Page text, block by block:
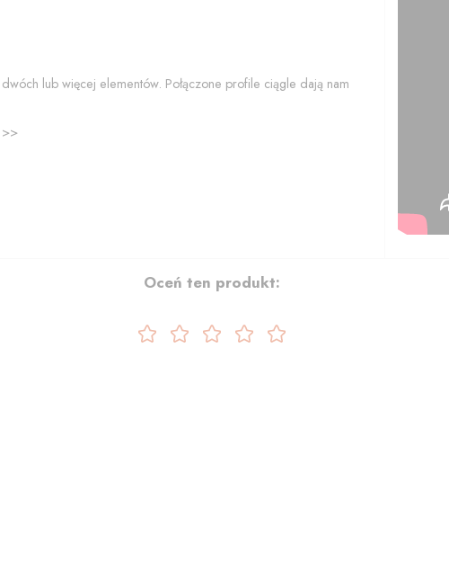
lub więcej elementów. Połączone profile ciągle dają nam
>>
Oceń ten produkt: